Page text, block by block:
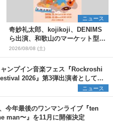
ニュース
奇妙礼太郎、kojikoji、DENIMS
ら出演、和歌山のマーケット型野
外イベント『PICNIC JAM
2026』早割チケット発売開始
2026/08/08 (土)
ンプイン音楽フェス『Rockroshi
2026』第3弾出演者として
りゆし58、Reiを発表
ニュース
今年最後のワンマンライブ『ten
man〜』を11月に開催決定